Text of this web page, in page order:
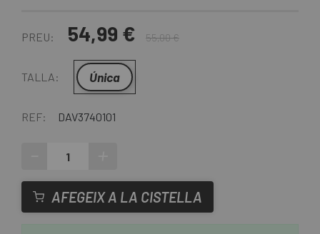
PREU: 54,99 € 55,00 €
TALLA: Única
REF: DAV3740101
AFEGEIX A LA CISTELLA